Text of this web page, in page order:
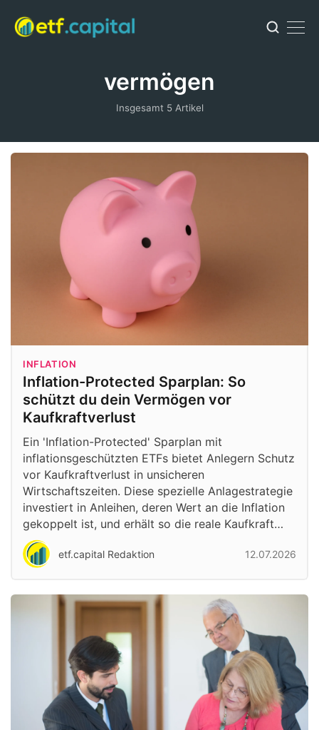
vermögen
Insgesamt 5 Artikel
INFLATION
Inflation-Protected Sparplan: So
schützt du dein Vermögen vor
Kaufkraftverlust
Ein 'Inflation-Protected' Sparplan mit
inflationsgeschützten ETFs bietet Anlegern Schutz
vor Kaufkraftverlust in unsicheren
Wirtschaftszeiten. Diese spezielle Anlagestrategie
investiert in Anleihen, deren Wert an die Inflation
gekoppelt ist, und erhält so die reale Kaufkraft…
etf.capital Redaktion 12.07.2026